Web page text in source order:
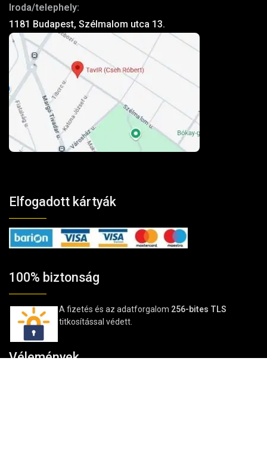
Iroda/telephely:
1181 Budapest, Szélmalom utca 13.
Elfogadott kártyák
100% biztonság
A fizetés és az adatforgalom 256-bites TLS
titkosítással védett.
Vélemények